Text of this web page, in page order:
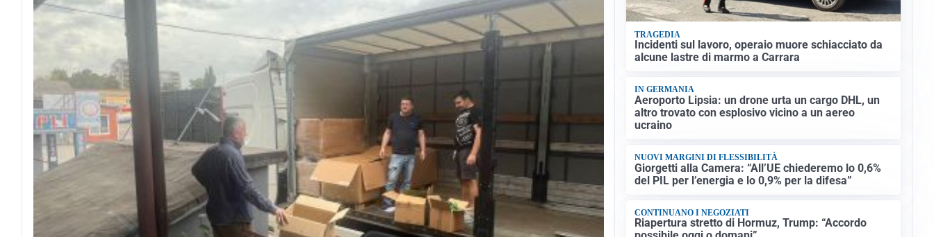
TRAGEDIA
Incidenti sul lavoro, operaio muore schiacciato da
alcune lastre di marmo a Carrara
IN GERMANIA
Aeroporto Lipsia: un drone urta un cargo DHL, un
altro trovato con esplosivo vicino a un aereo
ucraino
NUOVI MARGINI DI FLESSIBILITÀ
Giorgetti alla Camera: “All’UE chiederemo lo 0,6%
del PIL per l’energia e lo 0,9% per la difesa”
CONTINUANO I NEGOZIATI
Riapertura stretto di Hormuz, Trump: “Accordo